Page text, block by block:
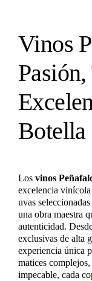
Vinos
Botella
Los vinos
excelencia vinícola
uvas
una obra maestra
autenticidad.
exclusivas de alta
experiencia única
matices
impecable, cada